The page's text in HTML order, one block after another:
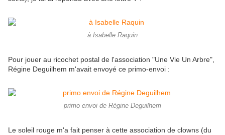
à Isabelle Raquin
Pour jouer au ricochet postal de l'association "Une Vie Un Arbre",
Régine Deguilhem m'avait envoyé ce primo-envoi :
primo envoi de Régine Deguilhem
Le soleil rouge m'a fait penser à cette association de clowns (du